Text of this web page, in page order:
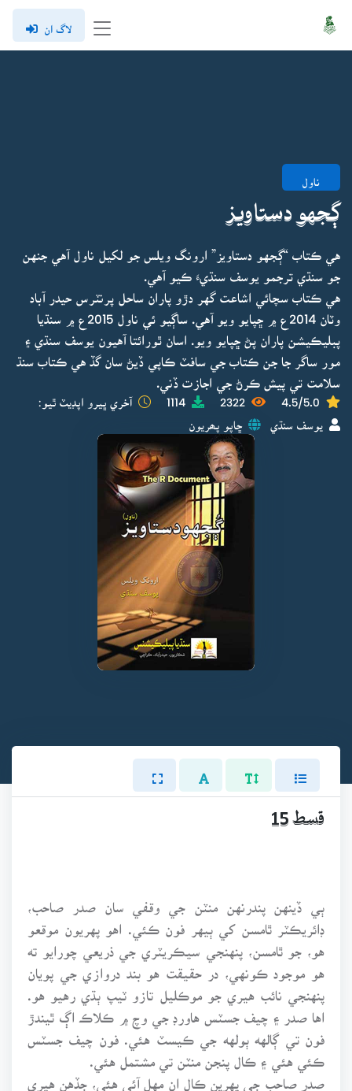
لاگ ان
ناول
ڳجهو دستاويز
هي ڪتاب “ڳجهو دستاويز” ارونگ ويلس جو لکيل ناول آهي جنهن
جو سنڌي ترجمو يوسف سنڌيءَ ڪيو آهي.
هي ڪتاب سچائي اشاعت گهر دڙو پاران ساحل پرنٽرس حيدر آباد
وٽان 2014ع ۾ ڇپايو ويو آهي. ساڳيو ئي ناول 2015ع ۾ سنڌيا
پبليڪيشن پاران پڻ ڇپايو ويو. اسان ٿورائتا آهيون يوسف سنڌي ۽
مور ساگر جا جن ڪتاب جي سافٽ ڪاپي ڏيڻ سان گڏ هي ڪتاب سنڌ
سلامت تي پيش ڪرڻ جي اجازت ڏني.
4.5/5.0
2322
1114 آخري ڀيرو اپڊيٽ ٿيو:
يوسف سنڌي ڇاپو پھريون
قسط 15
ٻي ڏينهن پندرنهن منٽن جي وقفي سان صدر صاحب،
ڊائريڪٽر ٿامسن کي ٻيهر فون ڪئي. اهو پهريون موقعو
هو، جو ٿامسن، پنهنجي سيڪريٽري جي ذريعي چورايو ته
هو موجود ڪونهي، در حقيقت هو بند دروازي جي پويان
پنهنجي نائب هيري جو موڪليل تازو ٽيپ ٻڌي رهيو هو.
اها صدر ۽ چيف جسٽس هاورڊ جي وچ ۾ ڪلاڪ اڳ ٿيندڙ
فون تي ڳالهه ٻولهه جي ڪيسٽ هئي. فون چيف جسٽس
ڪئي هئي ۽ ڪال پنجن منٽن تي مشتمل هئي.
صدر صاحب جي پهرين ڪال ان مهل آئي هئي، جڏهن هيري